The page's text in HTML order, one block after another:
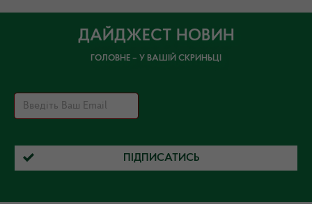
ДАЙДЖЕСТ НОВИН
ГОЛОВНЕ – У ВАШІЙ СКРИНЬЦІ
ПІДПИСАТИСЬ